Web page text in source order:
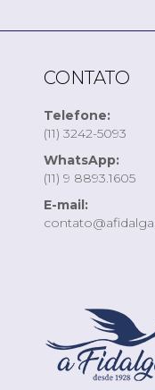
CONTATO
Telefone:
(11) 3242-5093
WhatsApp:
(11) 9 8893.1605
E-mail: